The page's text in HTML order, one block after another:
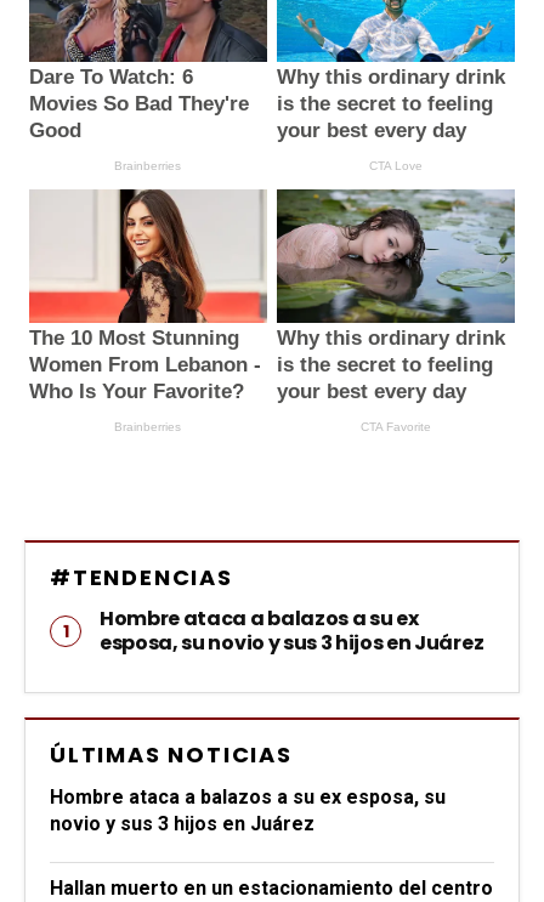
#TENDENCIAS
Hombre ataca a balazos a su ex
esposa, su novio y sus 3 hijos en Juárez
ÚLTIMAS NOTICIAS
Hombre ataca a balazos a su ex esposa, su
novio y sus 3 hijos en Juárez
Hallan muerto en un estacionamiento del centro